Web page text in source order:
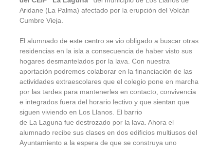
Aridane (La Palma) afectado por la erupción del Volcán
Cumbre Vieja.
El alumnado de este centro se vio obligado a buscar otras
residencias en la isla a consecuencia de haber visto sus
hogares desmantelados por la lava. Con nuestra
aportación podremos colaborar en la financiación de las
actividades extraescolares que el colegio pone en marcha
por las tardes para mantenerles en contacto, convivencia
e integrados fuera del horario lectivo y que sientan que
siguen viviendo en Los Llanos. El barrio
de La Laguna fue destrozado por la lava. Ahora el
alumnado recibe sus clases en dos edificios multiusos del
Ayuntamiento a la espera de que se construya uno